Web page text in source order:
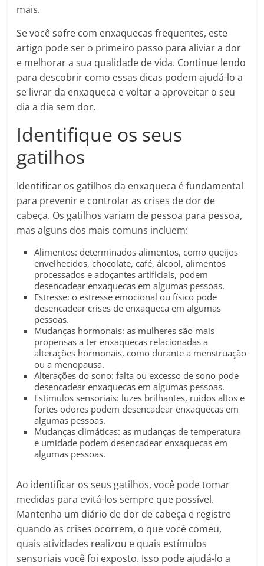
mais.
Se você sofre com enxaquecas frequentes, este
artigo pode ser o primeiro passo para aliviar a dor
e melhorar a sua qualidade de vida. Continue lendo
para descobrir como essas dicas podem ajudá-lo a
se livrar da enxaqueca e voltar a aproveitar o seu
dia a dia sem dor.
Identifique os seus
gatilhos
Identificar os gatilhos da enxaqueca é fundamental
para prevenir e controlar as crises de dor de
cabeça. Os gatilhos variam de pessoa para pessoa,
mas alguns dos mais comuns incluem:
Alimentos: determinados alimentos, como queijos
envelhecidos, chocolate, café, álcool, alimentos
processados e adoçantes artificiais, podem
desencadear enxaquecas em algumas pessoas.
Estresse: o estresse emocional ou físico pode
desencadear crises de enxaqueca em algumas
pessoas.
Mudanças hormonais: as mulheres são mais
propensas a ter enxaquecas relacionadas a
alterações hormonais, como durante a menstruação
ou a menopausa.
Alterações do sono: falta ou excesso de sono pode
desencadear enxaquecas em algumas pessoas.
Estímulos sensoriais: luzes brilhantes, ruídos altos e
fortes odores podem desencadear enxaquecas em
algumas pessoas.
Mudanças climáticas: as mudanças de temperatura
e umidade podem desencadear enxaquecas em
algumas pessoas.
Ao identificar os seus gatilhos, você pode tomar
medidas para evitá-los sempre que possível.
Mantenha um diário de dor de cabeça e registre
quando as crises ocorrem, o que você comeu,
quais atividades realizou e quais estímulos
sensoriais você foi exposto. Isso pode ajudá-lo a